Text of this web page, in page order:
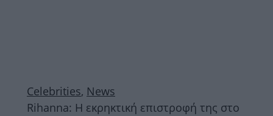
Celebrities, News
Rihanna: Η εκρηκτική επιστροφή της στο